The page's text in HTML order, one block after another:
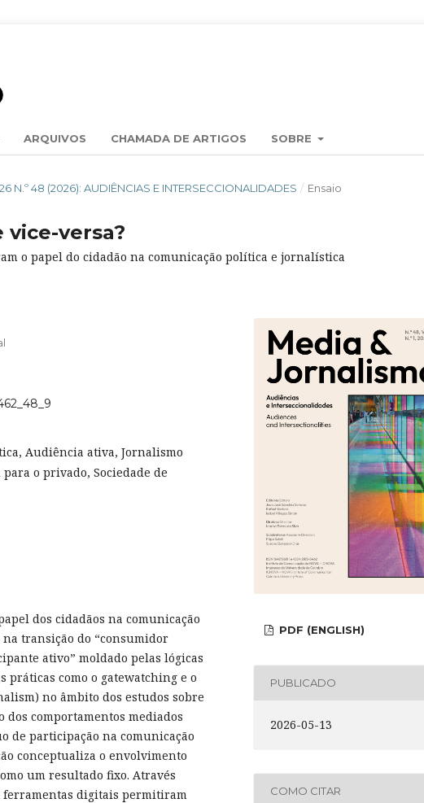
ARQUIVOS CHAMADA DE ARTIGOS SOBRE
N.º 48 (2026): AUDIÊNCIAS E INTERSECCIONALIDADES / Ensaio
vice-versa?
o papel do cidadão na comunicação política e jornalística
Audiência ativa, Jornalismo
o privado, Sociedade de
dos cidadãos na comunicação
transição do “consumidor
ativo” moldado pelas lógicas
práticas como o gatewatching e o
no âmbito dos estudos sobre
comportamentos mediados
de participação na comunicação
conceptualiza o envolvimento
um resultado fixo. Através
ferramentas digitais permitiram
PDF (ENGLISH)
PUBLICADO
2026-05-13
COMO CITAR